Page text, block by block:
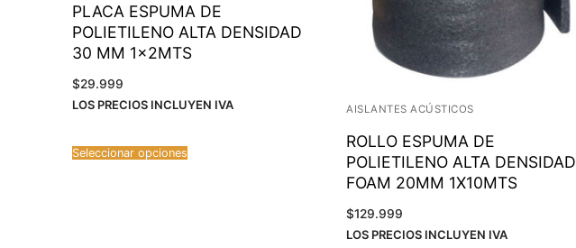
PLACA ESPUMA DE
POLIETILENO ALTA DENSIDAD
30 MM 1x2MTS
$29.999
LOS PRECIOS INCLUYEN IVA
Seleccionar opciones
AISLANTES ACÚSTICOS
ROLLO ESPUMA DE
POLIETILENO ALTA DENSIDAD
FOAM 20MM 1X10MTS
$129.999
LOS PRECIOS INCLUYEN IVA